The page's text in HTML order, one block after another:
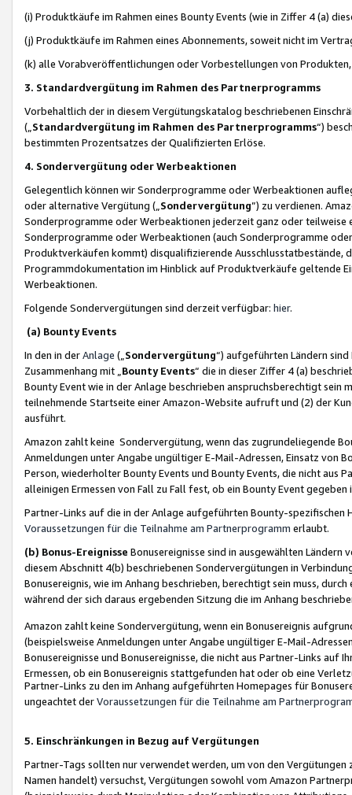
(i) Produktkäufe im Rahmen eines Bounty Events (wie in Ziffer 4 (a)
(j) Produktkäufe im Rahmen eines Abonnements, soweit nicht im
(k) alle Vorabveröffentlichungen oder Vorbestellungen von
3. Standardvergütung im Rahmen des Partnerprogramms
Vorbehaltlich der in diesem Vergütungskatalog beschriebenen
(„ Standardvergütung im Rahmen des Partnerprogramms“)
bestimmten Prozentsatzes der Qualifizierten Erlöse.
4. Sondervergütung oder Werbeaktionen
Gelegentlich können wir Sonderprogramme oder Werbeaktionen
oder alternative Vergütung („ Sondervergütung”) zu verdienen.
Sonderprogramme oder Werbeaktionen jederzeit ganz oder
Sonderprogramme oder Werbeaktionen (auch Sonderprogramme
Produktverkäufen kommt) disqualifizierende Ausschlusstatbestände,
Programmdokumentation im Hinblick auf Produktverkäufe geltende
Werbeaktionen.
Folgende Sondervergütungen sind derzeit verfügbar: hier.
(a) Bounty Events
In den in derAnlage („ Sondervergütung“) aufgeführten Ländern
Zusammenhang mit „ Bounty Events“ die in dieser Ziffer 4 (a)
Bounty Event wie in der Anlage beschrieben anspruchsberechtigt sein
teilnehmende Startseite einer Amazon-Website aufruft und (2) der
ausführt.
Amazon zahlt keine Sondervergütung, wenn das zugrundeliegende
Anmeldungen unter Angabe ungültiger E-Mail-Adressen, Einsatz von
Person, wiederholter Bounty Events und Bounty Events, die nicht
alleinigen Ermessen von Fall zu Fall fest, ob ein Bounty Event
Partner-Links auf die in der Anlage aufgeführten Bounty-spezifischen
Voraussetzungen für die Teilnahme am Partnerprogramm erlaubt.
(b) Bonus-Ereignisse Bonusereignisse sind in ausgewählten Ländern
diesem Abschnitt 4(b) beschriebenen Sondervergütungen in
Bonusereignis, wie im Anhang beschrieben, berechtigt sein muss,
während der sich daraus ergebenden Sitzung die im Anhang
Amazon zahlt keine Sondervergütung, wenn ein Bonusereignis
(beispielsweise Anmeldungen unter Angabe ungültiger E-Mail-
Bonusereignisse und Bonusereignisse, die nicht aus Partner-Links auf
Ermessen, ob ein Bonusereignis stattgefunden hat oder ob eine
Partner-Links zu den im Anhang aufgeführten Homepages für
ungeachtet derVoraussetzungen für die Teilnahme am
5. Einschränkungen in Bezug auf Vergütungen
Partner-Tags sollten nur verwendet werden, um von den
Namen handelt) versuchst, Vergütungen sowohl vom Amazon